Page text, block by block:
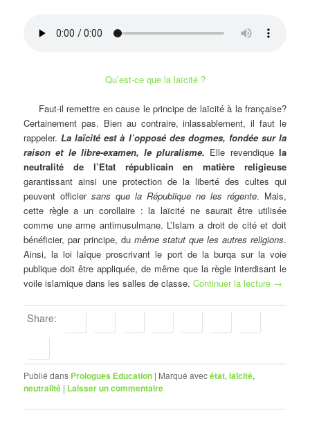
Qu’est-ce que la laïcité ?
Faut-il remettre en cause le principe de laïcité à la française?
Certainement pas. Bien au contraire, inlassablement, il faut le
rappeler.La laïcité est à l’opposé des dogmes, fondée sur la
raison et le libre-examen, le pluralisme. Elle revendiquela
neutralité de l’Etat républicain en matière religieuse
garantissant ainsi une protection de la liberté des cultes qui
peuvent officiersans que la République ne les régente. Mais,
cette règle a un corollaire : la laïcité ne saurait être utilisée
comme une arme antimusulmane. L’Islam a droit de cité et doit
bénéficier, par principe, du même statut que les autres religions.
Ainsi, la loi laïque proscrivant le port de la burqa sur la voie
publique doit être appliquée, de même que la règle interdisant le
voile islamique dans les salles de classe.Continuer la lecture →
Share:
Publié dans Prologues Education | Marqué avecétat,laïcité,
neutralité | Laisser un commentaire